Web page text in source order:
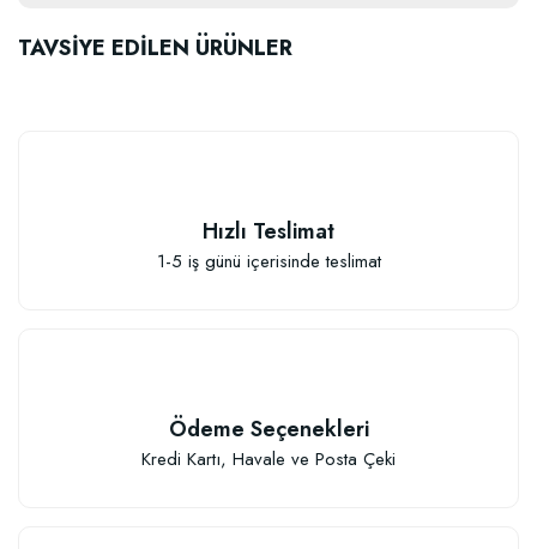
TAVSİYE EDİLEN ÜRÜNLER
13,77 TL
13,17 TL
Hızlı Teslimat
1-5 iş günü içerisinde teslimat
Ödeme Seçenekleri
Kredi Kartı, Havale ve Posta Çeki